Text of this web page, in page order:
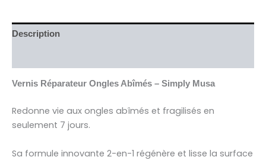
Description
Vernis Réparateur Ongles Abîmés – Simply Musa
Redonne vie aux ongles abîmés et fragilisés en
seulement 7 jours.
Sa formule innovante 2-en-1 régénère et lisse la surface